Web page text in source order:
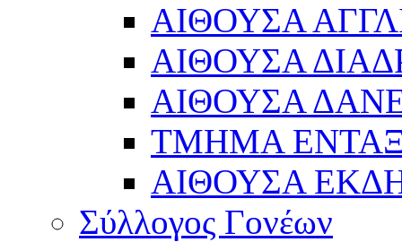
ΑΙΘΟΥΣΑ
ΑΙΘΟΥΣΑ
ΑΙΘΟΥΣΑ
ΤΜΗΜΑ
ΑΙΘΟΥΣΑ
Σύλλογος Γονέων